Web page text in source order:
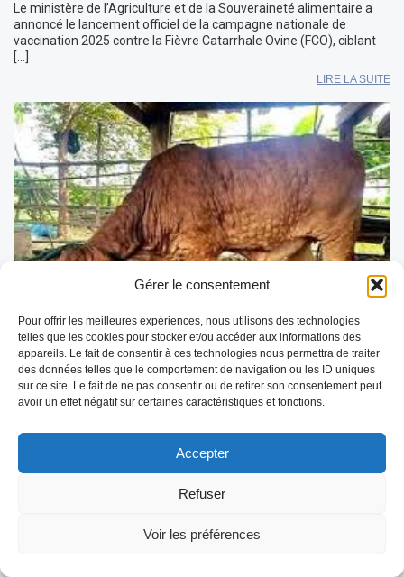
Gérer le consentement
Pour offrir les meilleures expériences, nous utilisons des technologies
telles que les cookies pour stocker et/ou accéder aux informations des
appareils. Le fait de consentir à ces technologies nous permettra de traiter
des données telles que le comportement de navigation ou les ID uniques
sur ce site. Le fait de ne pas consentir ou de retirer son consentement peut
avoir un effet négatif sur certaines caractéristiques et fonctions.
Accepter
Refuser
Voir les préférences
Le ministère de l’Agriculture et de la Souveraineté alimentaire a
annoncé le lancement officiel de la campagne nationale de
vaccination 2025 contre la Fièvre Catarrhale Ovine (FCO), ciblant
[…]
LIRE LA SUITE
DNC – Point de situation au 10 juillet
2025
surveillance renforcée avec une situation épidémiologique
évolutive en Savoie. Voici les dernières informations disponibles
concernant la progression de la maladie, les […]